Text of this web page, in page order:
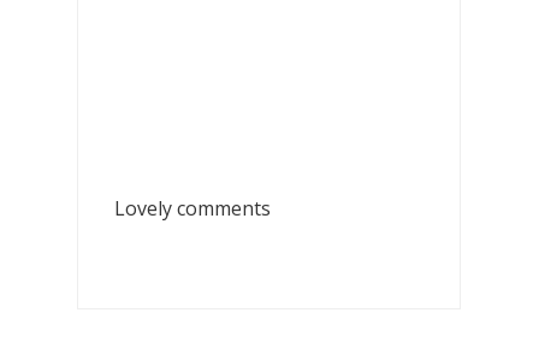
Lovely comments